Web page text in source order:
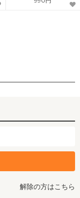
解除の方はこちら